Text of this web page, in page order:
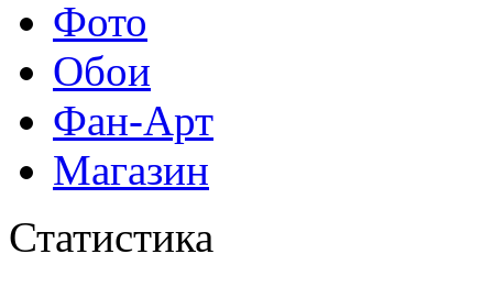
Фото
Обои
Фан-Арт
Магазин
Статистика